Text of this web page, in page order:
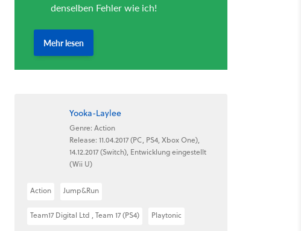
Yooka-Laylee
Genre: Action
Release: 11.04.2017 (PC, PS4, Xbox One),
14.12.2017 (Switch), Entwicklung eingestellt
(Wii U)
Action Jump&Run
Team17 Digital Ltd , Team 17 (PS4) Playtonic